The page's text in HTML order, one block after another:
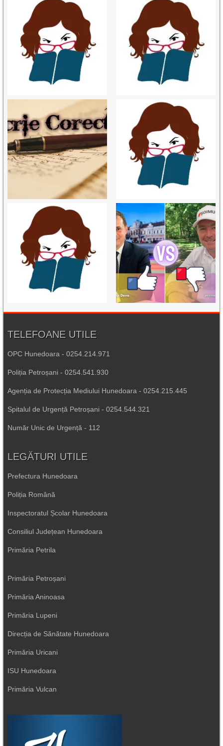
TELEFOANE UTILE
OPC Hunedoara - 0254.214.971
Poliția Petroșani - 0254.541.930
Agenția de Protecția Mediului Hunedoara - 0254.215.445
Spitalul de Urgență Petroșani - 0254.544.321
Număr Unic de Urgență - 112
LEGĂTURI UTILE
Prefectura Hunedoara
Poliția Română
Inspectoratul Școlar Hunedoara
Consiliul Județean Hunedoara
Primăria Petrila
Primăria Petroșani
Primăria Aninoasa
Primăria Lupeni
Direcția de Sănătate Hunedoara
Primăria Uricani
ISU Hunedoara
Primăria Vulcan